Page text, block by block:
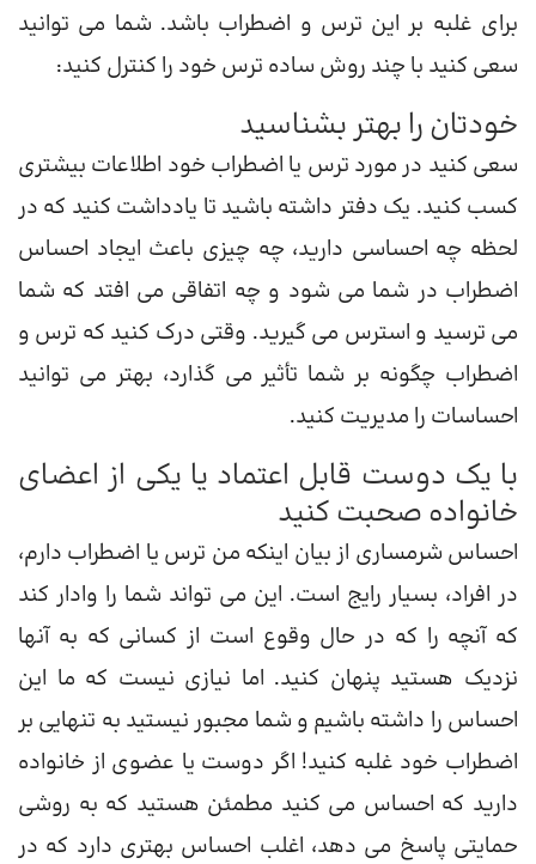
برای غلبه بر این ترس و اضطراب باشد. شما می توانید
سعی کنید با چند روش ساده ترس خود را کنترل کنید:
خودتان را بهتر بشناسید
سعی کنید در مورد ترس یا اضطراب خود اطلاعات بیشتری
کسب کنید. یک دفتر داشته باشید تا یادداشت کنید که در
لحظه چه احساسی دارید، چه چیزی باعث ایجاد احساس
اضطراب در شما می شود و چه اتفاقی می افتد که شما
می ترسید و استرس می گیرید. وقتی درک کنید که ترس و
اضطراب چگونه بر شما تأثیر می گذارد، بهتر می توانید
احساسات را مدیریت کنید.
با یک دوست قابل اعتماد یا یکی از اعضای
خانواده صحبت کنید
احساس شرمساری از بیان اینکه من ترس یا اضطراب دارم،
در افراد، بسیار رایج است. این می تواند شما را وادار کند
که آنچه را که در حال وقوع است از کسانی که به آنها
نزدیک هستید پنهان کنید. اما نیازی نیست که ما این
احساس را داشته باشیم و شما مجبور نیستید به تنهایی بر
اضطراب خود غلبه کنید! اگر دوست یا عضوی از خانواده
دارید که احساس می کنید مطمئن هستید که به روشی
حمایتی پاسخ می دهد، اغلب احساس بهتری دارد که در